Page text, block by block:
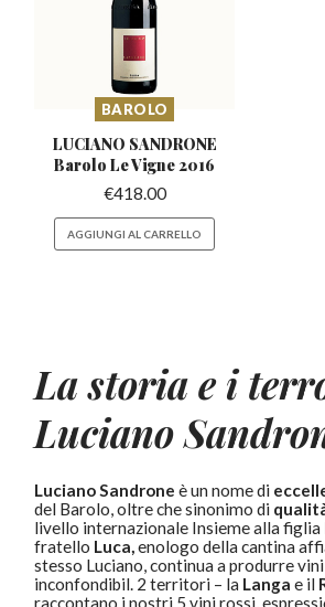
BAROLO
LUCIANO SANDRONE
BaroloLe Vigne 2016
€418.00
AGGIUNGI AL CARRELLO
La storia e i
Luciano
Luciano Sandrone è un nome di
del Barolo, oltre che sinonimo di
livello internazionale Insieme alla figlia
fratello Luca,enologo della cantina
stesso Luciano, continua a produrre
inconfondibil. 2 territori – la Langa e il
raccontano i nostri 5 vini rossi,